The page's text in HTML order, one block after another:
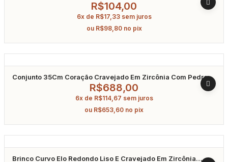
R$104,00
6x de R$17,33 sem juros
ou R$98,80 no pix
Conjunto 35Cm Coração Cravejado Em Zircônia Com Pedra
Água Marinha Banhado A Ródio
R$688,00
6x de R$114,67 sem juros
ou R$653,60 no pix
Brinco Curvo Elo Redondo Liso E Cravejado Em Zircônia